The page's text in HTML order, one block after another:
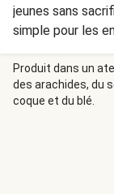
jeunes sans
simple pour les
spéciaux ajoutés
Produit dans un
des arachides, du
coque et du blé.